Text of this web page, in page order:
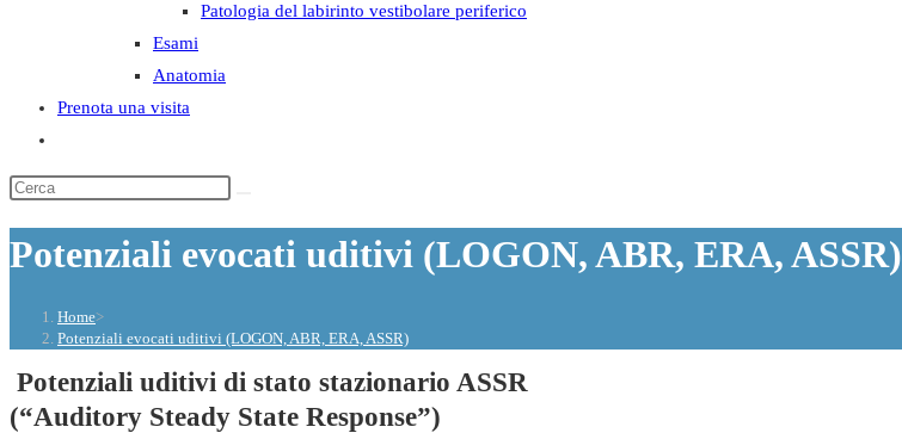
Patologia del labirinto vestibolare periferico
Esami
Anatomia
Prenota una visita
Potenziali evocati uditivi (LOGON, ABR, ERA, ASSR)
Home>
Potenziali evocati uditivi (LOGON, ABR, ERA, ASSR)
Potenziali uditivi di stato stazionario ASSR
(“Auditory Steady State Response”)
GENERAZIONE NEURALE
Fig. 7